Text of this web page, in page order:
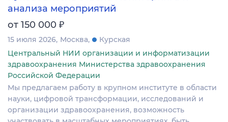
анализа мероприятий
от 150 000 ₽
15 июля 2026 Москва
Курская
Центральный НИИ организации и информатизации
здравоохранения Министерства здравоохранения
Российской Федерации
Мы предлагаем работу в крупном институте в области
науки, цифровой трансформации, исследований и
организации здравоохранения, возможность